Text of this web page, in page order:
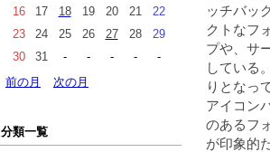
ッチバッ
クトなフ
プや、サ
している
りとなっ
アイコン
のあるフ
が印象的
16
17 18 19 20 21
22
23
24 25 26 27 28
29
30
31 - - - -
-
前の月
次の月
分類一覧